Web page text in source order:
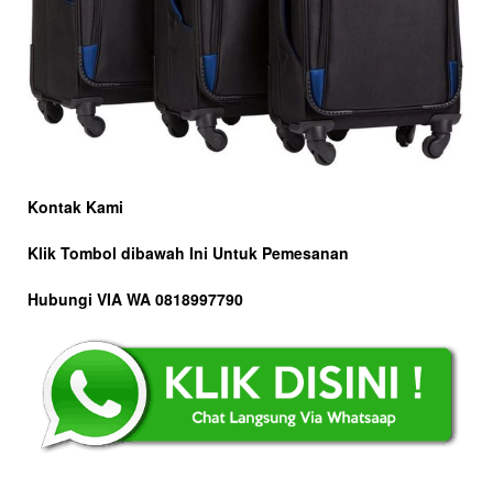
Kontak Kami
Klik Tombol dibawah Ini Untuk Pemesanan
Hubungi VIA WA 0818997790